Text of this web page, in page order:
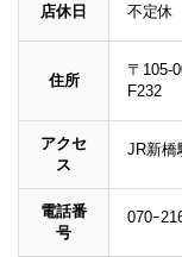
店休日 不定休
住所
〒105-
F232
アクセ
ス
JR新橋
電話番
号
070ｰ